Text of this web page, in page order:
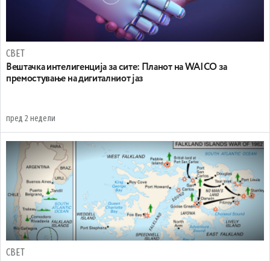
СВЕТ
Вештачка интелигенција за сите: Планот на WAICO за
премостување на дигиталниот јаз
пред 2 недели
СВЕТ